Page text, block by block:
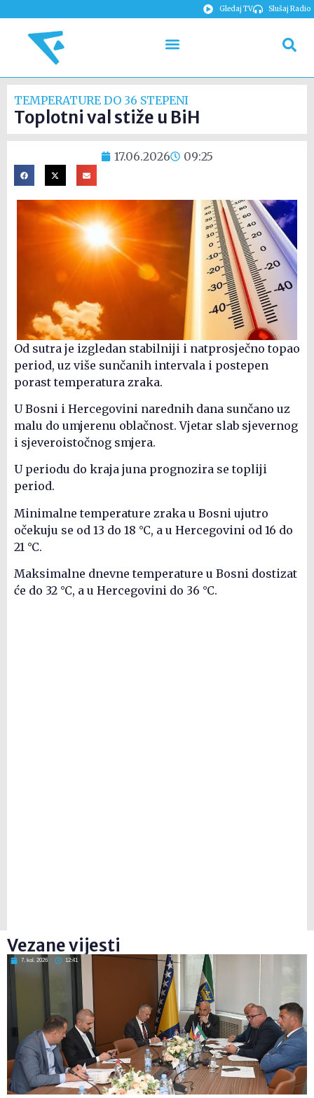
Gledaj TV Slušaj Radio
TEMPERATURE DO 36 STEPENI
Toplotni val stiže u BiH
17.06.2026 09:25
Od sutra je izgledan stabilniji i natprosječno topao
period, uz više sunčanih intervala i postepen
porast temperatura zraka.
U Bosni i Hercegovini narednih dana sunčano uz
malu do umjerenu oblačnost. Vjetar slab sjevernog
i sjeveroistočnog smjera.
U periodu do kraja juna prognozira se topliji
period.
Minimalne temperature zraka u Bosni ujutro
očekuju se od 13 do 18 °C, a u Hercegovini od 16 do
21 °C.
Maksimalne dnevne temperature u Bosni dostizat
će do 32 °C, a u Hercegovini do 36 °C.
Vezane vijesti
7. kol. 2026 12:41